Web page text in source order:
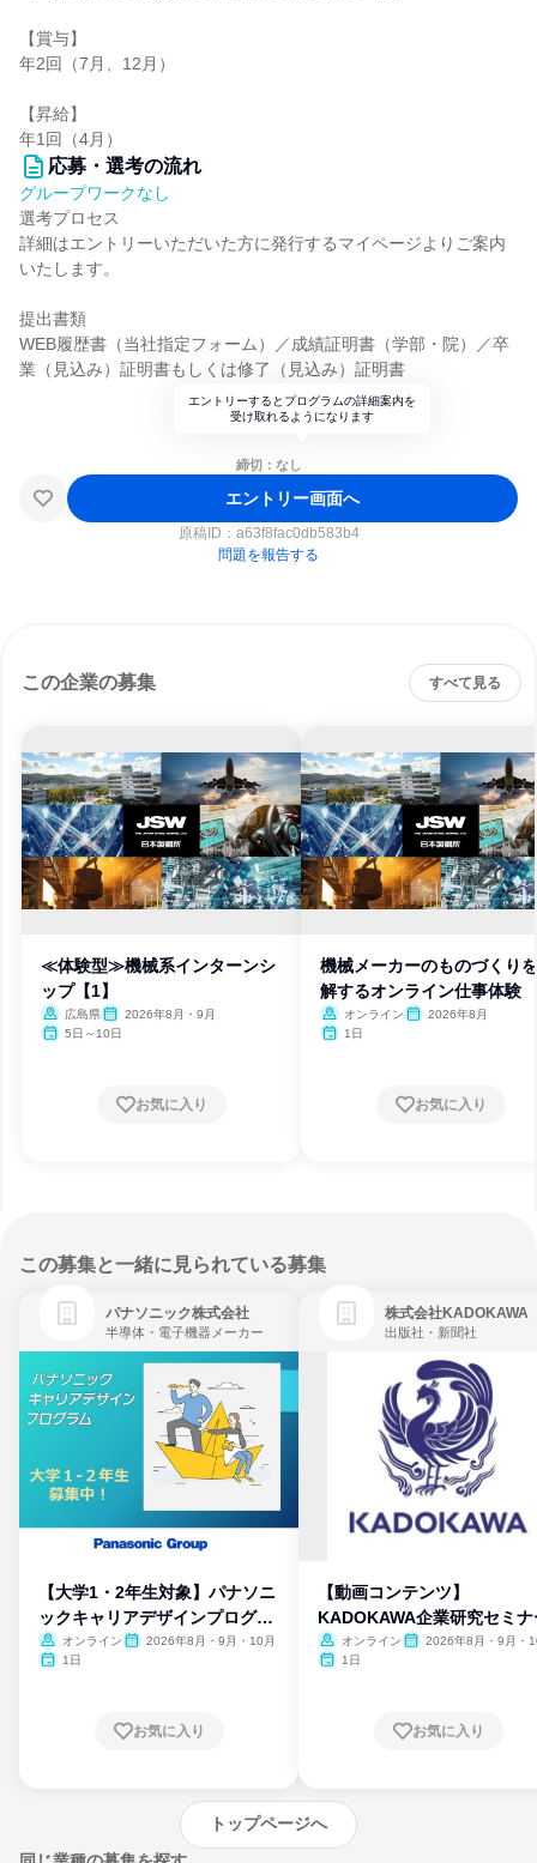
【賞与】
年2回（7月、12月）
【昇給】
年1回（4月）
応募・選考の流れ
グループワークなし
選考プロセス
詳細はエントリーいただいた方に発行するマイページよりご案内
いたします。
提出書類
WEB履歴書（当社指定フォーム）／成績証明書（学部・院）／卒
業（見込み）証明書もしくは修了（見込み）証明書
エントリーするとプログラムの詳細案内を
受け取れるようになります
締切：なし
エントリー画面へ
原稿ID： a63f8fac0db583b4
問題を報告する
この企業の募集 すべて見る
≪体験型≫機械系インターンシ
ップ【1】
広島県
2026年8月・9月
5日～10日
お気に入り
機械メーカーのものづくり
解するオンライン仕事体験
オンライン
2026年8月
1日
お気に入り
この募集と一緒に見られている募集
パナソニック株式会社
半導体・電子機器メーカー
【大学1・2年生対象】パナソニ
ックキャリアデザインプログラ
ム
オンライン
2026年8月・9月・10月
1日
お気に入り
株式会社KADOKAWA
出版社・新聞社
【動画コンテンツ】
KADOKAWA企業研究セミナ
オンライン
2026年8月・9月・
1日
お気に入り
トップページへ